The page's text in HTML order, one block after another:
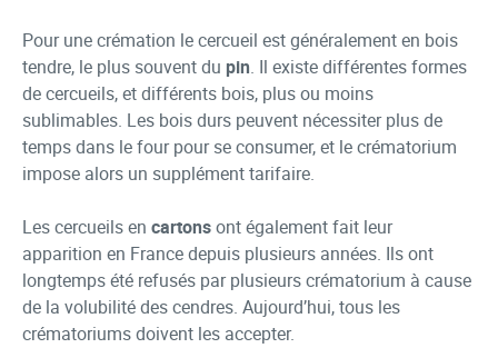
Pour une crémation le cercueil est généralement en bois
tendre, le plus souvent du pin. Il existe différentes formes
de cercueils, et différents bois, plus ou moins
sublimables. Les bois durs peuvent nécessiter plus de
temps dans le four pour se consumer, et le crématorium
impose alors un supplément tarifaire.
Les cercueils en cartonsont également fait leur
apparition en France depuis plusieurs années. Ils ont
longtemps été refusés par plusieurs crématorium à cause
de la volubilité des cendres. Aujourd’hui, tous les
crématoriums doivent les accepter.